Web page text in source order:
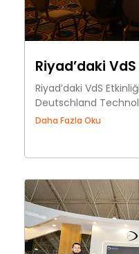
Riyad’daki
Riyad’daki VdS
Deutschland
Daha Fazla Oku